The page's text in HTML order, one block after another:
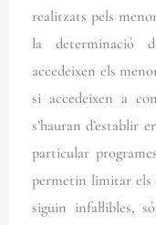
realitzats pels
la determinació
accedeixen els
si accedeixen a
s’hauran d’establir
particular
permetin limitar els
siguin infal·libles,